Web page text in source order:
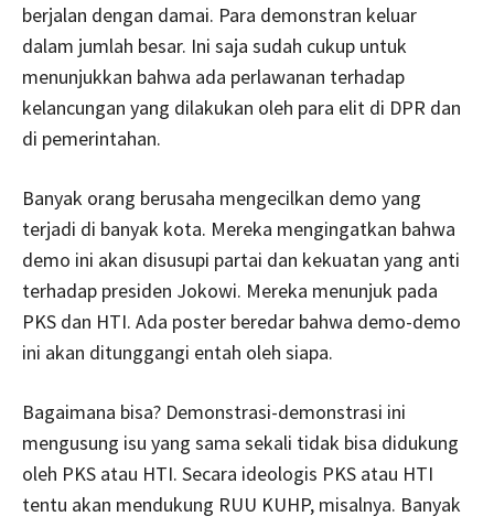
berjalan dengan damai. Para demonstran keluar
dalam jumlah besar. Ini saja sudah cukup untuk
menunjukkan bahwa ada perlawanan terhadap
kelancungan yang dilakukan oleh para elit di DPR dan
di pemerintahan.
Banyak orang berusaha mengecilkan demo yang
terjadi di banyak kota. Mereka mengingatkan bahwa
demo ini akan disusupi partai dan kekuatan yang anti
terhadap presiden Jokowi. Mereka menunjuk pada
PKS dan HTI. Ada poster beredar bahwa demo-demo
ini akan ditunggangi entah oleh siapa.
Bagaimana bisa? Demonstrasi-demonstrasi ini
mengusung isu yang sama sekali tidak bisa didukung
oleh PKS atau HTI. Secara ideologis PKS atau HTI
tentu akan mendukung RUU KUHP, misalnya. Banyak